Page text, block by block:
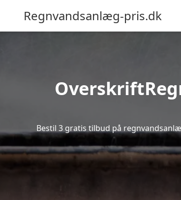
Regnvandsanlæg-pris.dk
Bestil 3 gratis tilbud på